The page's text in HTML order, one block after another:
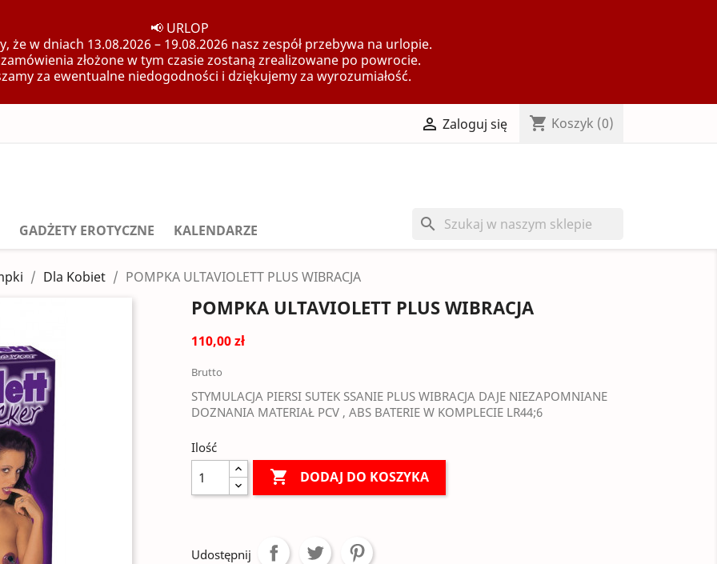
📢 URLOP
że w dniach 13.08.2026 – 19.08.2026 nasz zespół przebywa na urlopie.
złożone w tym czasie zostaną zrealizowane po powrocie.
za ewentualne niedogodności i dziękujemy za wyrozumiałość.
 Zaloguj się shopping_cart Koszyk (0)
GADŻETY EROTYCZNE KALENDARZE search
Dla Kobiet POMPKA ULTAVIOLETT PLUS WIBRACJA
POMPKA ULTAVIOLETT PLUS WIBRACJA
110,00 zł
Brutto
STYMULACJA PIERSI SUTEK SSANIE PLUS WIBRACJA DAJE NIEZAPOMNIANE
DOZNANIA MATERIAŁ PCV , ABS BATERIE W KOMPLECIE LR44;6
Ilość
 DODAJ DO KOSZYKA
Udostępnij